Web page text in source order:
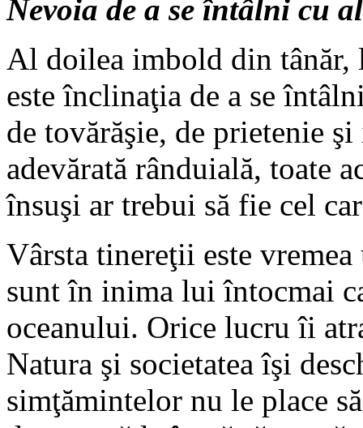
Nevoia de a se întâlni cu
Al doilea imbold din tânăr,
este înclinaţia de a se
de tovărăşie, de prietenie
adevărată rânduială, toate
însuşi ar trebui să fie cel
Vârsta tinereţii este
sunt în inima lui întocmai
oceanului. Orice lucru îi
Natura şi societatea îşi
simţămintelor nu le place